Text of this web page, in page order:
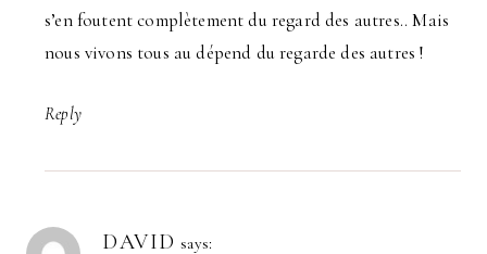
s’en foutent complètement du regard des autres.. Mais
nous vivons tous au dépend du regarde des autres !
Reply
DAVID says: